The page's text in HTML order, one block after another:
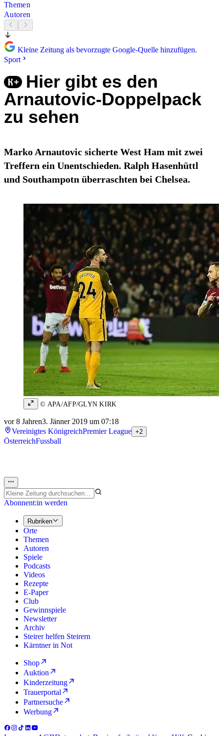
Themen
Autoren
Kleine Zeitung als bevorzugte Google-Quelle hinzufügen.
Sport
Hier gibt es den
Arnautovic-Doppelpack
zu sehen
Marko Arnautovic sicherte West Ham mit zwei
Treffern ein Unentschieden. Ralph Hasenhüttl
und Southampotn überraschten bei Chelsea.
© APA/AFP/GLYN KIRK
vor 8 Jahren3. Jänner 2019 um 07:18
Vereinigtes KönigreichPremier League +2
ÖsterreichFussball
Abonnent:in werden
Rubriken
Orte
Themen
Autoren
Spiele
Podcasts
Videos
Rezepte
E-Paper
Club
Gewinnspiele
Newsletter
Archiv
Steirer helfen Steirern
Kärntner in Not
Shop
Auktion
Kinderzeitung
Trauerportal
Partnersuche
Werbung